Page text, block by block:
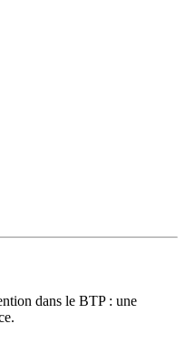
dans le BTP : une